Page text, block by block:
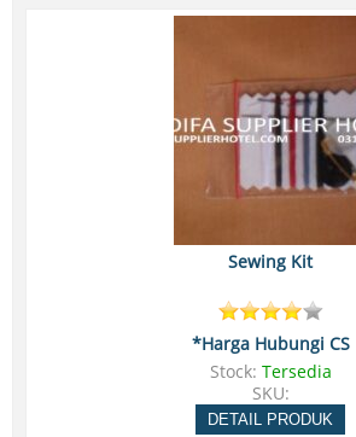
Sewing Kit
*Harga Hubungi CS
Stock: Tersedia
SKU:
DETAIL PRODUK